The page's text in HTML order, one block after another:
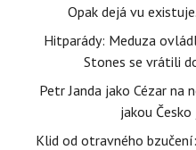
Opak dejá vu
Hitparády: Meduza
Stones se vrátili
Petr Janda jako Cézar na
jakou
Klid od otravného